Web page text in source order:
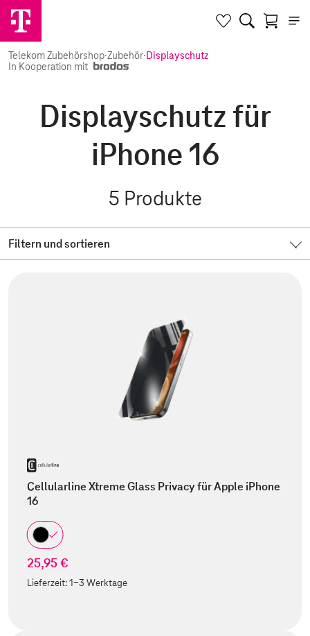
Telekom Zubehörshop·Zubehör·Displayschutz
In Kooperation mit
Displayschutz für
iPhone 16
5 Produkte
Filtern und sortieren
Cellularline Xtreme Glass Privacy für Apple iPhone
16
25,95 €
Lieferzeit:1-3 Werktage